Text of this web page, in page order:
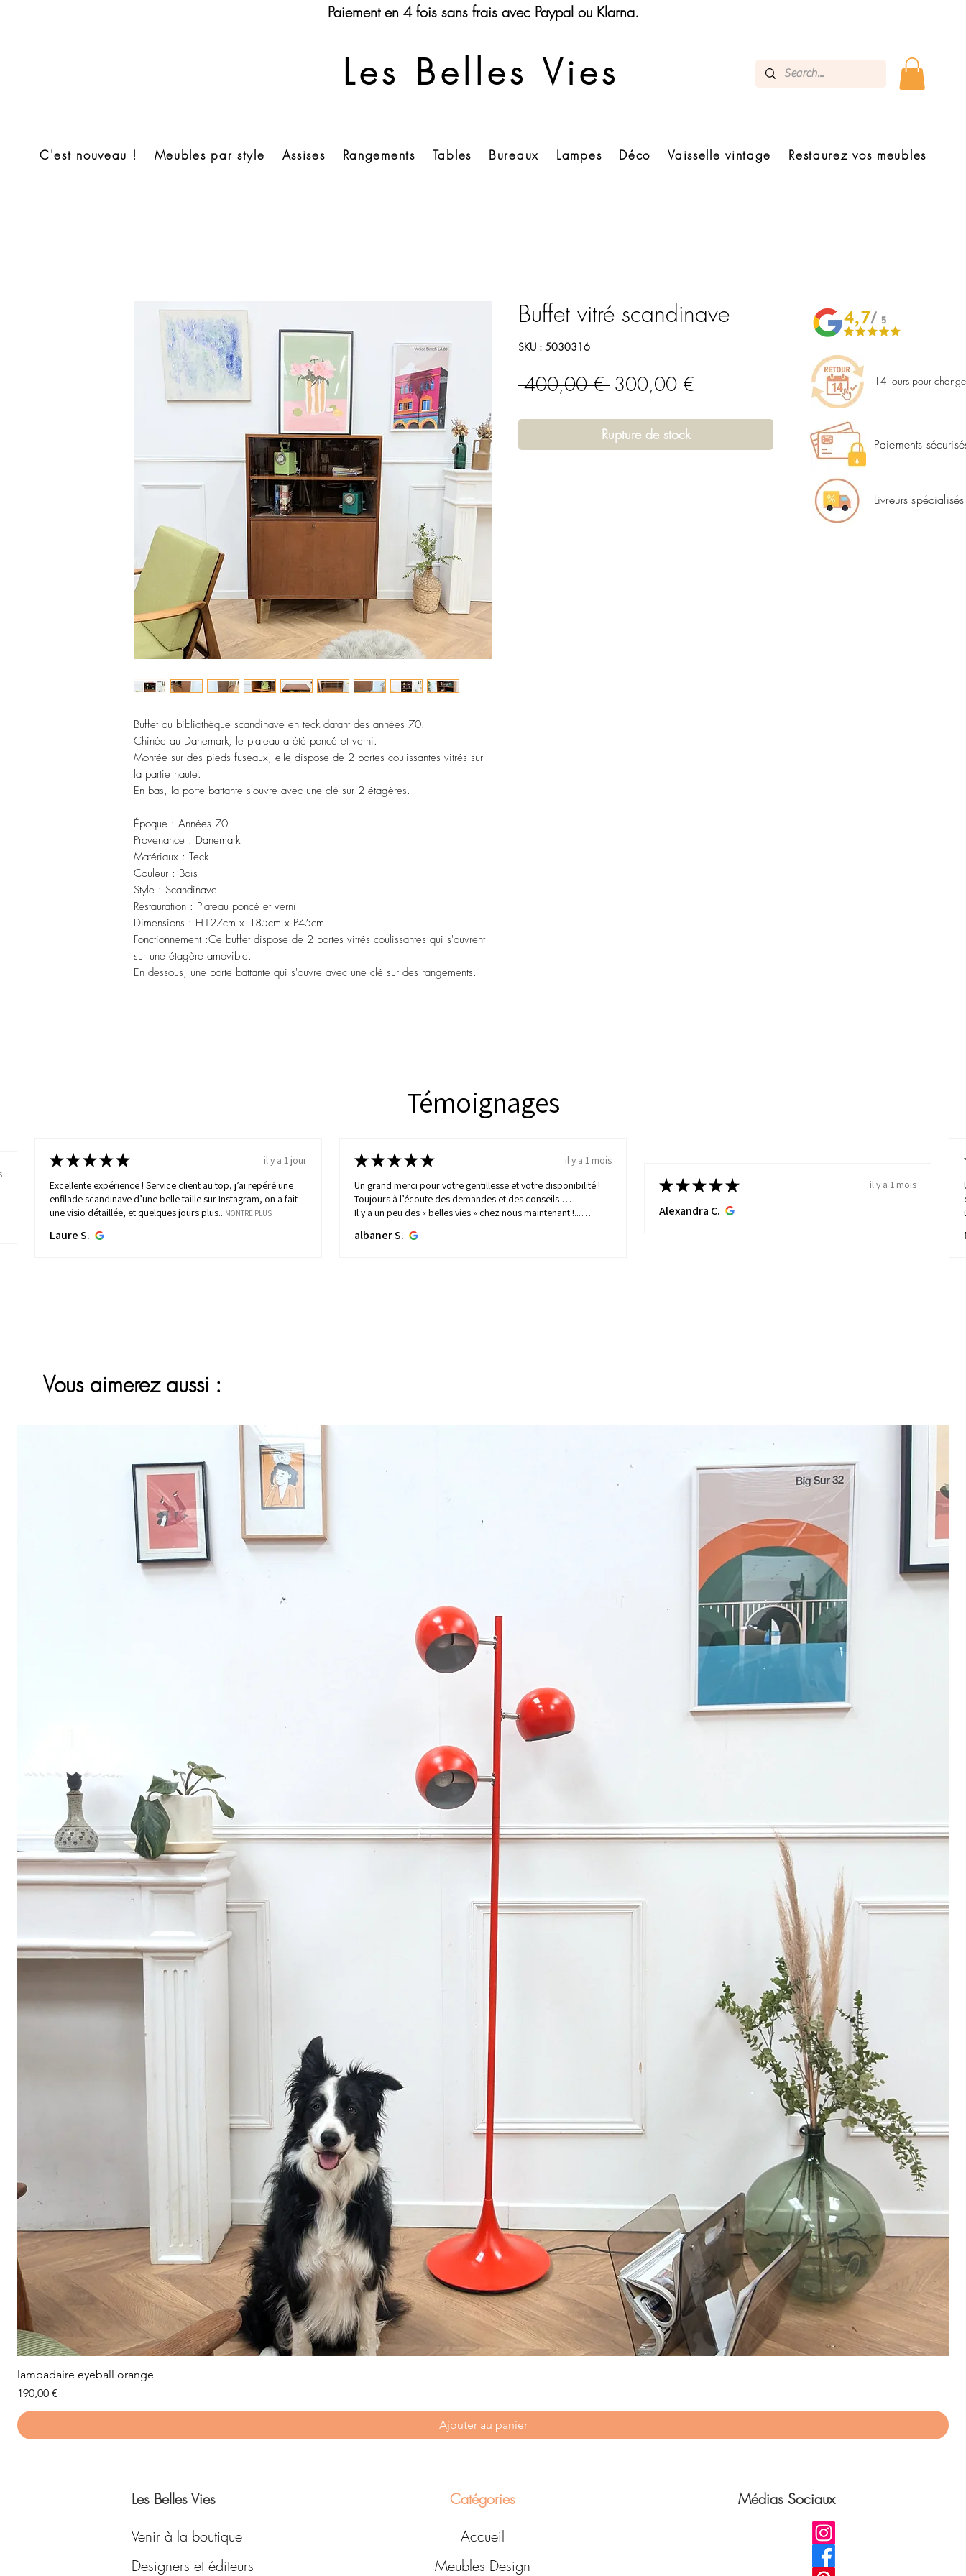
Paiement en 4 fois sans frais avec Paypal ou Klarna.
Les Belles Vies
C'est nouveau ! Meubles par style Assises Rangements Tables Bureaux Lampes Déco Vaisselle vintage Restaurez vos meubles
Témoignages
★★★★★
il y a 1 jour
Excellente expérience ! Service client au top, j’ai repéré une
enfilade scandinave d’une belle taille sur Instagram, on a fait
une visio détaillée, et quelques jours plus...MONTRE PLUS
Laure S.
★★★★★
il y a 1 mois
Un grand merci pour votre gentillesse et votre disponibilité !
Toujours à l’écoute des demandes et des conseils …
Il y a un peu des « belles vies » chez nous maintenant !...
albaner S.
★★★★★ il y a 1 mois
Alexandra C.
Buffet ou bibliothèque scandinave en teck datant des années 70.
Chinée au Danemark, le plateau a été poncé et verni.
Montée sur des pieds fuseaux, elle dispose de 2 portes coulissantes vitrés sur
la partie haute.
En bas, la porte battante s'ouvre avec une clé sur 2 étagères.
Époque : Années 70
Provenance : Danemark
Matériaux : Teck
Couleur : Bois
Style : Scandinave
Restauration : Plateau poncé et verni
Dimensions : H127cm x L85cm x P45cm
Fonctionnement :Ce buffet dispose de 2 portes vitrés coulissantes qui s'ouvrent
sur une étagère amovible.
En dessous, une porte battante qui s'ouvre avec une clé sur des rangements.
Buffet vitré scandinave
SKU : 5030316
400,00 € Prix
300,00 €
Rupture de stock
14 jours pour
Paiements
Livreurs spécialisés
Vous aimerez aussi :
lampadaire eyeball orange
Prix
190,00 €
Ajouter au panier
Les Belles Vies
Venir à la boutique
Designers et éditeurs
Catégories
Accueil
Meubles Design
Médias Sociaux